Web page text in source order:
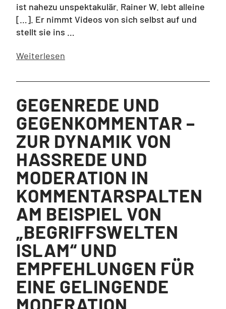
ist nahezu unspektakulär. Rainer W. lebt alleine
[…]. Er nimmt Videos von sich selbst auf und
stellt sie ins …
Weiterlesen
GEGENREDE UND
GEGENKOMMENTAR –
ZUR DYNAMIK VON
HASSREDE UND
MODERATION IN
KOMMENTARSPALTEN
AM BEISPIEL VON
„BEGRIFFSWELTEN
ISLAM“ UND
EMPFEHLUNGEN FÜR
EINE GELINGENDE
MODERATION